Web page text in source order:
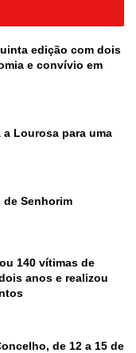
edição com dois
e convívio em
a Lourosa para uma
de Senhorim
140 vítimas de
anos e realizou
de 12 a 15 de